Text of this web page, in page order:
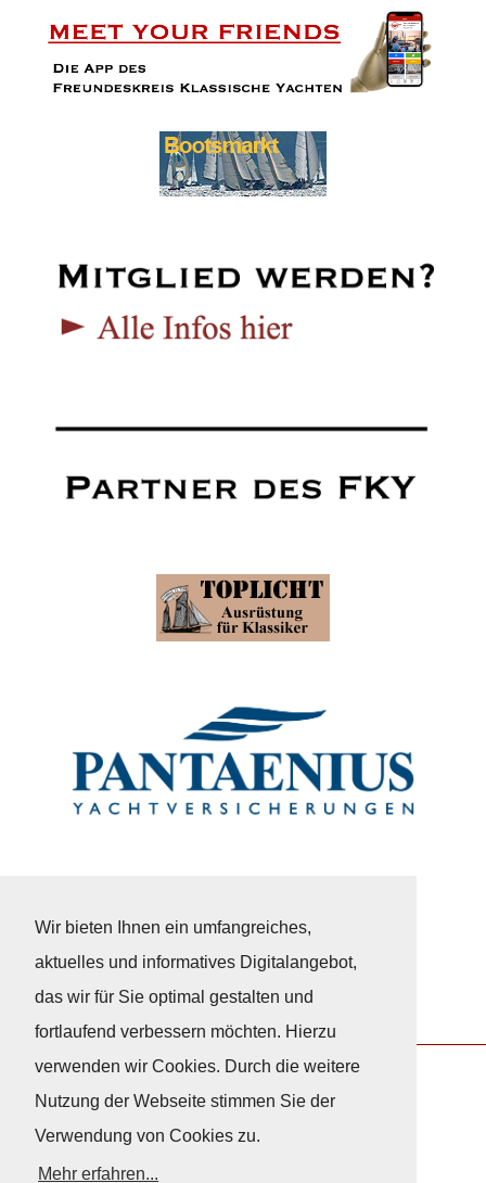
Wir bieten Ihnen ein umfangreiches,
aktuelles und informatives Digitalangebot,
das wir für Sie optimal gestalten und
fortlaufend verbessern möchten. Hierzu
verwenden wir Cookies. Durch die weitere
Nutzung der Webseite stimmen Sie der
Verwendung von Cookies zu.
Mehr erfahren...